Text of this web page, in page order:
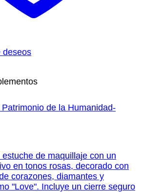
deseos
de la Humanidad-